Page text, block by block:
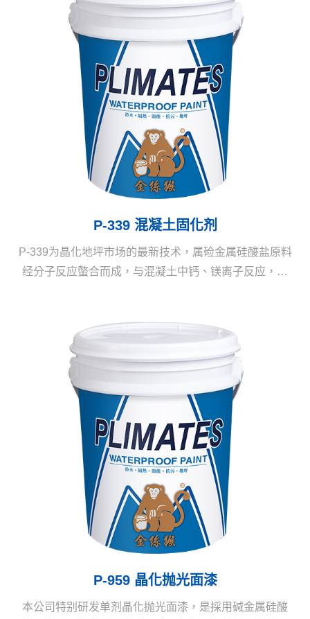
P-339 混凝土固化剂
P-339为晶化地坪市场的最新技术，属硷金属硅酸盐原料
经分子反应螫合而成，与混凝土中钙、镁离子反应，形
油污、光泽度是市场最新型晶化地坪涂料。
P-959 晶化抛光面漆
本公司特别研发单剂晶化抛光面漆，是採用碱金属硅酸